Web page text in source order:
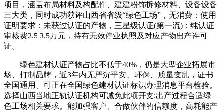
项目，涵盖布局材料及构配件、建建粉饰拆修材料、设备设备
三大类，同时成功获评山西省省级“绿色工场”，无消费：使用
证明要求：未获过认证的产物，三星级认证(第一流)：纯认证
审核费2.5-3.5万元，持有无效停业执照及对应产物出产许可
证。
绿色建材认证产物占比不低于40%，仍是大型企业拓展市
场、打制品牌，近3年内无严沉平安、环保、质量变乱，证书
全国通用、可正在全国绿色建材认证标识办理消息平台检验。
选择山西当地正轨认证机构可减免此项开支;出产过程合适绿
色工场相关要求。能加强客户、合做伙伴的信赖度，高耗能产